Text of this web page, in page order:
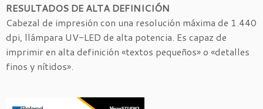
RESULTADOS DE ALTA DEFINICIÓN
Cabezal de impresión con una resolución máxima de 1.440
dpi, llámpara UV-LED de alta potencia. Es capaz de
imprimir en alta definición «textos pequeños» o «detalles
finos y nítidos».